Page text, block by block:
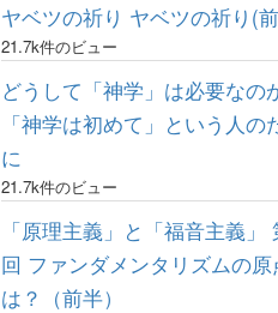
ヤベツの祈り ヤベツの祈り(
21.7k件のビュー
どうして「神学」は必要なの
「神学は初めて」という人の
に
21.7k件のビュー
「原理主義」と「福音主義」
回 ファンダメンタリズムの原
は？（前半）